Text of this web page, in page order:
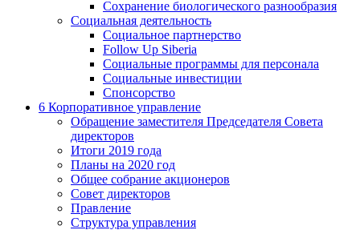
Сохранение биологического разнообразия
Социальная деятельность
Социальное партнерство
Follow Up Siberia
Социальные программы для персонала
Социальные инвестиции
Спонсорство
6 Корпоративное управление
Обращение заместителя Председателя Совета
директоров
Итоги 2019 года
Планы на 2020 год
Общее собрание акционеров
Совет директоров
Правление
Структура управления